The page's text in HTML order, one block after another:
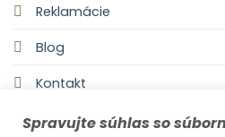
Reklamácie
Blog
Kontakt
Spravujte súhlas so